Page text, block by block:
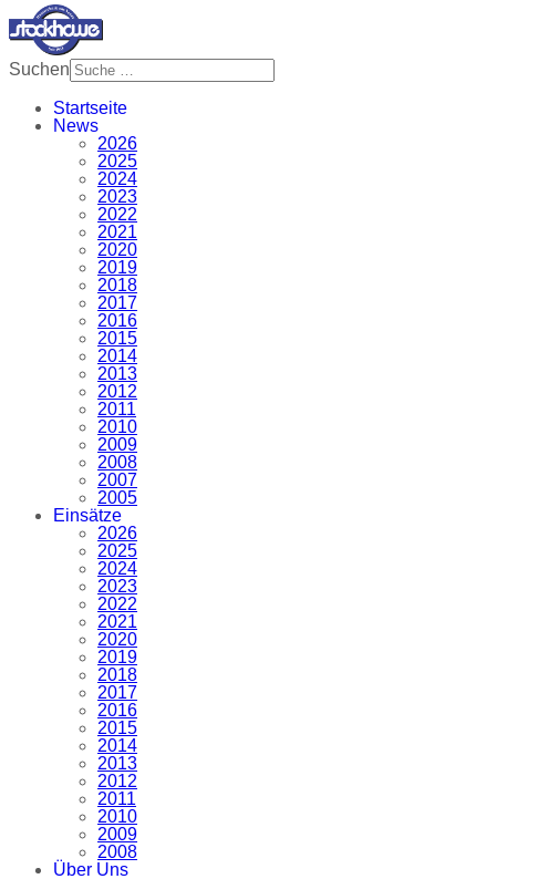
Suchen
Startseite
News
2026
2025
2024
2023
2022
2021
2020
2019
2018
2017
2016
2015
2014
2013
2012
2011
2010
2009
2008
2007
2005
Einsätze
2026
2025
2024
2023
2022
2021
2020
2019
2018
2017
2016
2015
2014
2013
2012
2011
2010
2009
2008
Über Uns